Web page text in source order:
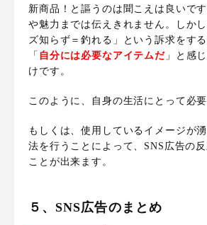
新商品！と謳うのは聞こえは良いで
や魅力までは伝えきれません。しかし
ズ知らず＝釣れる」という訴求をす
「 自分には必要なアイテムだ」と感
けです 。
このように、自身の生活にとって必要
もしくは、使用しているイメージが
法を行うことによって、SNS広告の反
ことが出来ます。
５、SNS広告のまとめ